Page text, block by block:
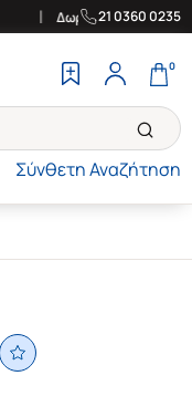
Δωρεάν Μεταφορικά
21 0360 0235
Σύνθετη Αναζήτηση
0